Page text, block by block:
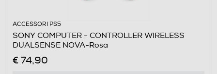
ACCESSORI PS5
SONY COMPUTER - CONTROLLER WIRELESS
DUALSENSE NOVA-Rosa
€ 74,90